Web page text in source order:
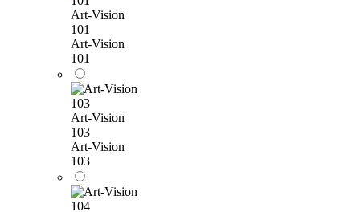
Art-Vision
101
Art-Vision
101
Art-Vision
103
Art-Vision
103